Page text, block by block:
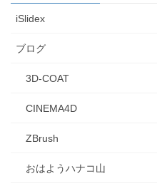
iSlidex
ブログ
3D-COAT
CINEMA4D
ZBrush
おはようハナコ山